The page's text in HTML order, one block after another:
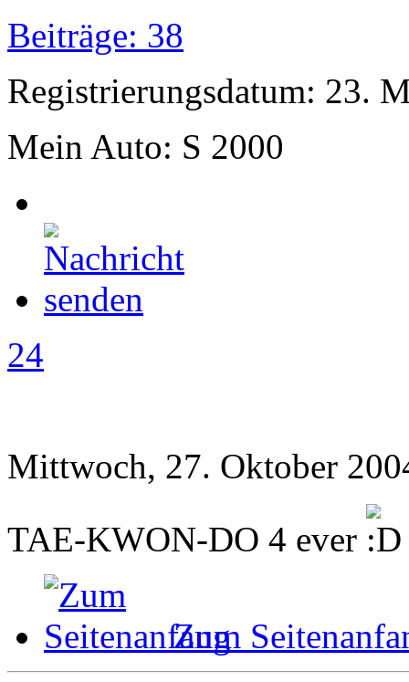
Beiträge: 38
Registrierungsdatum: 23.
Mein Auto: S 2000
24
Mittwoch, 27. Oktober
TAE-KWON-DO 4 ever
Zum